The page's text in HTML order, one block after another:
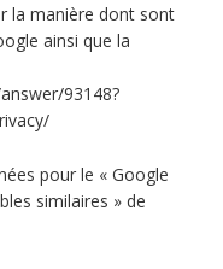
la manière dont sont
ainsi que la
93148?
pour le « Google
similaires » de